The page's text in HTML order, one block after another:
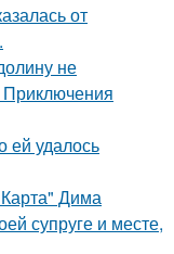
от
не
ей удалось
Дима
супруге и месте,